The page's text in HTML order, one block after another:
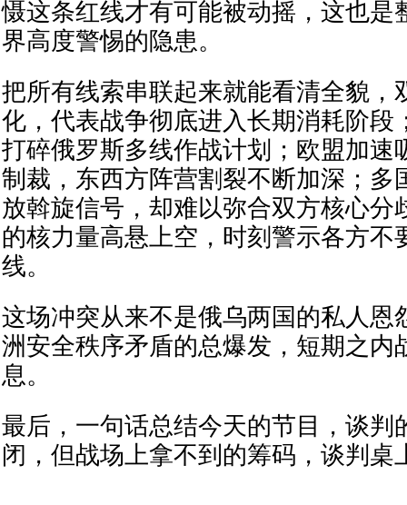
慑这条红线才有可能被动摇，这也是
界高度警惕的隐患。
把所有线索串联起来就能看清全貌，
化，代表战争彻底进入长期消耗阶段
打碎俄罗斯多线作战计划；欧盟加速
制裁，东西方阵营割裂不断加深；多
放斡旋信号，却难以弥合双方核心分
的核力量高悬上空，时刻警示各方不
线。
这场冲突从来不是俄乌两国的私人恩
洲安全秩序矛盾的总爆发，短期之内
息。
最后，一句话总结今天的节目，谈判
闭，但战场上拿不到的筹码，谈判桌